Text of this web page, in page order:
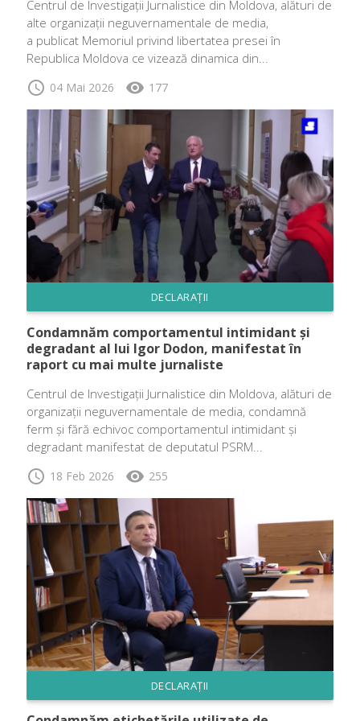
Centrul de Investigații Jurnalistice din Moldova, alături de
alte organizații neguvernamentale de media,
a publicat Memoriul privind libertatea presei în
Republica Moldova ce vizează dinamica din...
schedule 04 Mai 2026 visibility 177
DECLARAȚII
Condamnăm comportamentul intimidant și
degradant al lui Igor Dodon, manifestat în
raport cu mai multe jurnaliste
Centrul de Investigații Jurnalistice din Moldova, alături de
organizații neguvernamentale de media, condamnă
ferm și fără echivoc comportamentul intimidant și
degradant manifestat de deputatul PSRM...
schedule 18 Feb 2026 visibility 255
DECLARAȚII